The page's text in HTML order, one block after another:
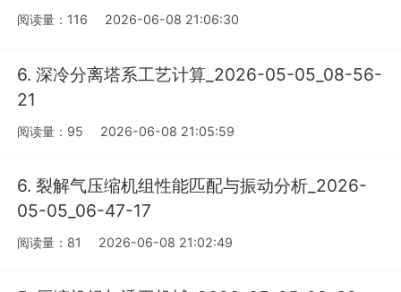
阅读量：116 2026-06-08 21:06:30
6. 深冷分离塔系工艺计算_2026-05-05_08-56-
21
阅读量：95 2026-06-08 21:05:59
6. 裂解气压缩机组性能匹配与振动分析_2026-
05-05_06-47-17
阅读量：81 2026-06-08 21:02:49